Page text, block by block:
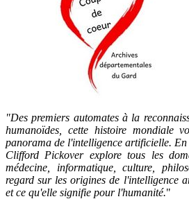
"Des premiers automates à la
humanoïdes, cette histoire mondiale
panorama de l'intelligence artificielle. En
Clifford Pickover explore tous les
médecine, informatique, culture,
regard sur les origines de l'intelligence
et ce qu'elle signifie pour l'humanité."